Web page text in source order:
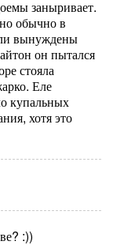
заныривает.
обычно в
вынуждены
он пытался
стояла
Еле
купальных
хотя это
:))